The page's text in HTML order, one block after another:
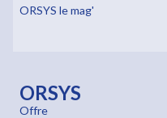
ORSYS le mag'
ORSYS
Offre